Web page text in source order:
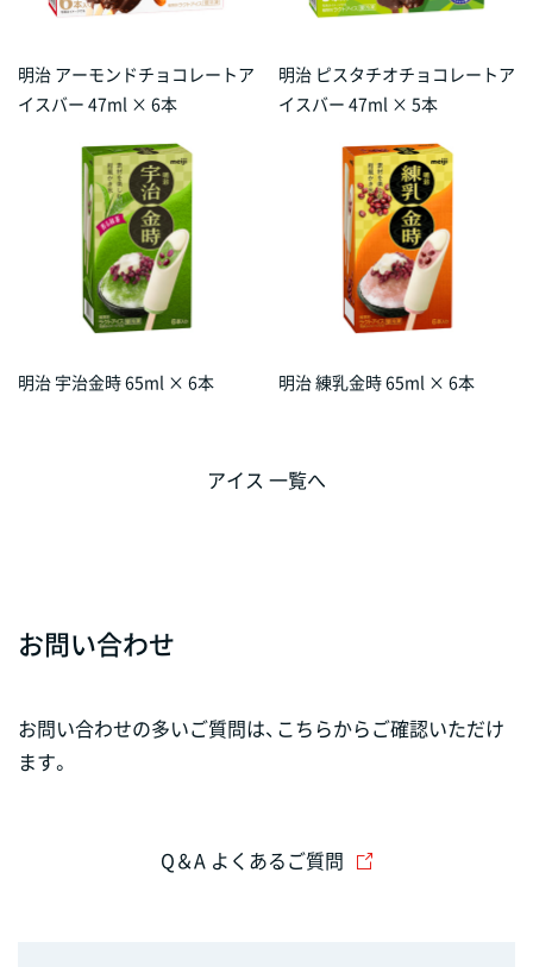
明治 アーモンドチョコレートア
イスバー 47ml × 6本
明治 ピスタチオチョコレートア
イスバー 47ml × 5本
明治 宇治金時 65ml × 6本 明治 練乳金時 65ml × 6本
アイス 一覧へ
お問い合わせ
お問い合わせの多いご質問は、こちらからご確認いただけ
ます。
Q＆A よくあるご質問